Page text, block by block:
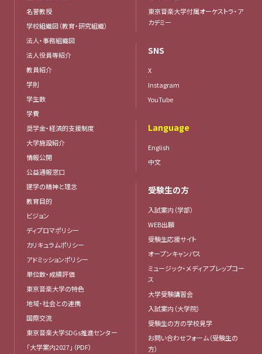
名誉教授
学校組織図（教育・研究組織）
法人・事務組織図
法人役員等紹介
教員紹介
学則
学生数
学費
奨学金・経済的支援制度
大学施設紹介
情報公開
公益通報窓口
建学の精神と理念
教育目的
ビジョン
ディプロマポリシー
カリキュラムポリシー
アドミッションポリシー
単位数・成績評価
東京音楽大学の特色
地域・社会との連携
国際交流
東京音楽大学SDGs推進センター
「大学案内2027」（PDF）
東京音楽大学付属オーケストラ・ア
カデミー
SNS
X
Instagram
YouTube
Language
English
中文
受験生の方
入試案内（学部）
WEB出願
受験生応援サイト
オープンキャンパス
ミュージック・メディア プレップコー
ス
大学受験講習会
入試案内（大学院）
受験生の方の学校見学
お問い合わせフォーム（受験生の
方）